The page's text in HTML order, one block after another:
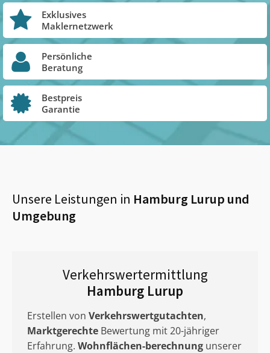
Exklusives
Maklernetzwerk
Persönliche
Beratung
Bestpreis
Garantie
Unsere Leistungen in Hamburg Lurup und
Umgebung
Verkehrswertermittlung
Hamburg Lurup
Erstellen von Verkehrswertgutachten,
Marktgerechte Bewertung mit 20-jähriger
Erfahrung. Wohnflächen-berechnung unserer